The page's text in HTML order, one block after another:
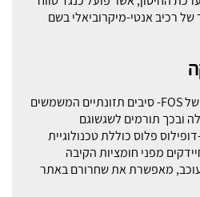
של רכיב אנטי-מיקרוביאלי בשם
ביו דופילוס+ מכילה תוספת של FOS- סיבים תזונתיים המשמשים
ובכך תורמים לשגשוגם
פלוס כוללת טכנולוגיית
מפני חומציות הקיבה
מאפשרת את שחרורם באתר